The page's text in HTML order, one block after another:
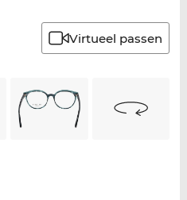
Virtueel passen